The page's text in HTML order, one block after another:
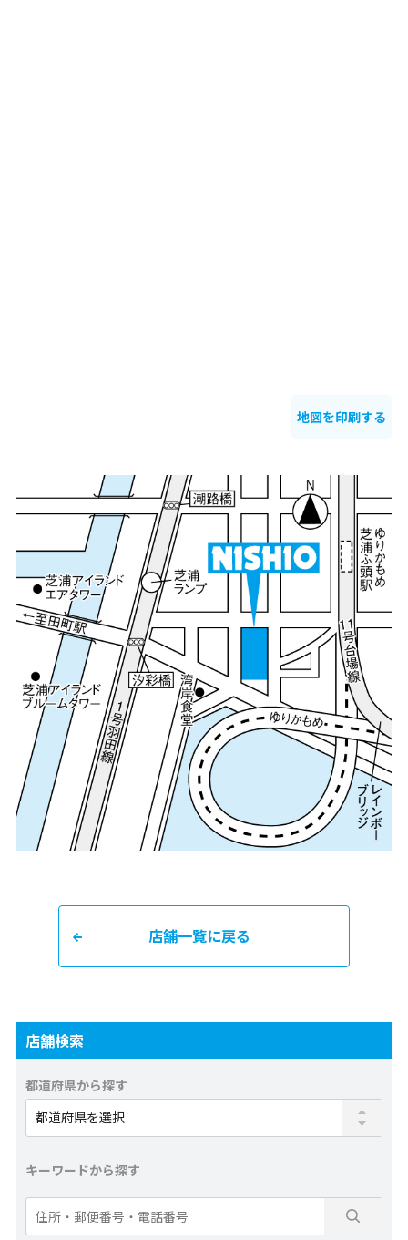
地図を印刷する
店舗一覧に戻る
店舗検索
都道府県から探す
キーワードから探す